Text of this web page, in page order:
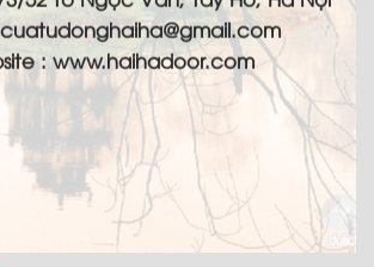
: www.haihadoor.com